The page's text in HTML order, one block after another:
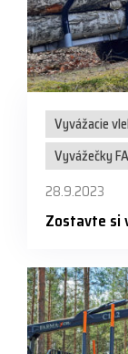
Vyvážacie
Vyvážečky
28.9.2023
Zostavte si